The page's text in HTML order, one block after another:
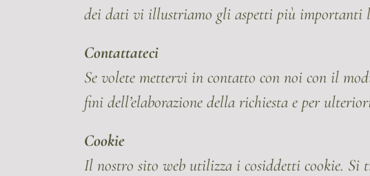
dei dati vi illustriamo gli aspetti più importanti
Contattateci
Se volete mettervi in contatto con noi con il
fini dell’elaborazione della richiesta e per
Cookie
Il nostro sito web utilizza i cosiddetti cookie. Si